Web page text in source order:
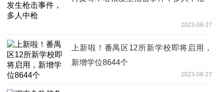
2023-08-27
上新啦！番禺区12所新学校即将启用，
新增学位8644个
2023-08-27